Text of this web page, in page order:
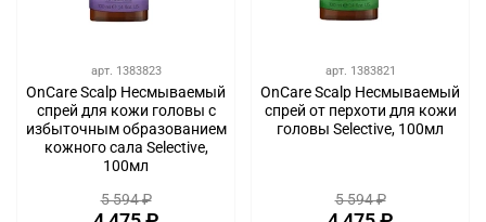
арт. 1383823
OnCare Scalp Несмываемый
спрей для кожи головы с
избыточным образованием
кожного сала Selective,
100мл
5 594 ₽
арт. 1383821
OnCare Scalp Несмываемый
спрей от перхоти для кожи
головы ​Selective, 100мл
5 594 ₽